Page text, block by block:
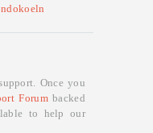
Once you
Forumbacked
to help our